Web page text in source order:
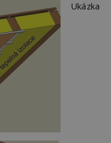
Ukázka